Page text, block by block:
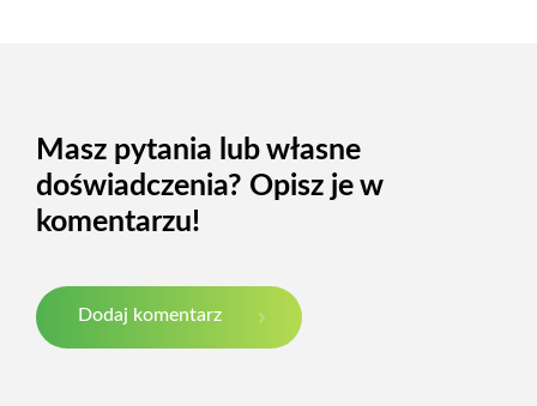
Masz pytania lub własne
doświadczenia? Opisz je w
komentarzu!
Dodaj komentarz